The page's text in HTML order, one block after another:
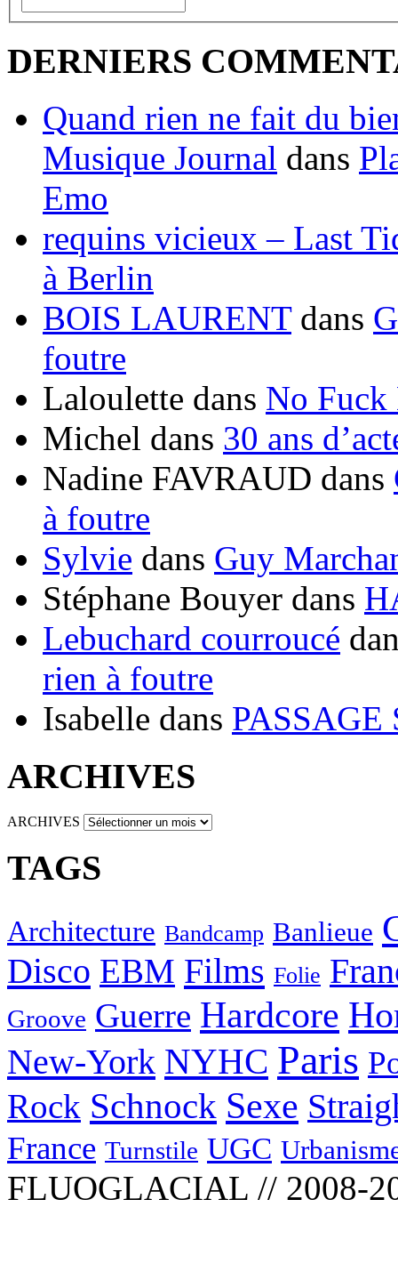
DERNIERS
Quand rien ne fait du
Musique Journal dans
Emo
requins vicieux – Last
à Berlin
BOIS LAURENTdans
foutre
Laloulette dans No Fuck
Michel dans 30 ans
Nadine FAVRAUD dans
à foutre
Sylvie dans Guy
Stéphane Bouyer dans
Lebuchard courroucé
rien à foutre
Isabelle dans PASSAGE
ARCHIVES
ARCHIVES
TAGS
Architecture Bandcamp Banlieue
Disco EBM Films Folie
Groove Guerre Hardcore
New-York NYHC Paris
Rock Schnock Sexe
France Turnstile UGC
FLUOGLACIAL // 2008-